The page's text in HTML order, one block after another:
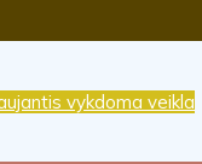
vykdoma veikla